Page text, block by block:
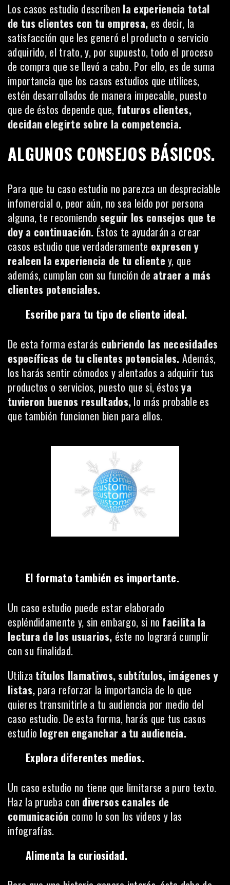
Los casos estudio describen la experiencia total
de tus clientes con tu empresa, es decir, la
satisfacción que les generó el producto o servicio
adquirido, el trato, y, por supuesto, todo el proceso
de compra que se llevó a cabo. Por ello, es de suma
importancia que los casos estudios que utilices,
estén desarrollados de manera impecable, puesto
que de éstos depende que, futuros clientes,
decidan elegirte sobre la competencia.
ALGUNOS CONSEJOS BÁSICOS.
Para que tu caso estudio no parezca un despreciable
infomercial o, peor aún, no sea leído por persona
alguna, te recomiendo seguir los consejos que te
doy a continuación. Éstos te ayudarán a crear
casos estudio que verdaderamente expresen y
realcen la experiencia de tu cliente y, que
además, cumplan con su función de atraer a más
clientes potenciales.
Escribe para tu tipo de cliente ideal.
De esta forma estarás cubriendo las necesidades
específicas de tu clientes potenciales. Además,
los harás sentir cómodos y alentados a adquirir tus
productos o servicios, puesto que si, éstosya
tuvieron buenos resultados, lo más probable es
que también funcionen bien para ellos.
El formato también es importante.
Un caso estudio puede estar elaborado
espléndidamente y, sin embargo, si no facilita la
lectura de los usuarios, éste no logrará cumplir
con su finalidad.
Utiliza títulos llamativos, subtítulos, imágenes y
listas, para reforzar la importancia de lo que
quieres transmitirle a tu audiencia por medio del
caso estudio. De esta forma, harás que tus casos
estudio logren enganchar a tu audiencia.
Explora diferentes medios.
Un caso estudio no tiene que limitarse a puro texto.
Haz la prueba con diversos canales de
comunicación como lo son los videos y las
infografías.
Alimenta la curiosidad.